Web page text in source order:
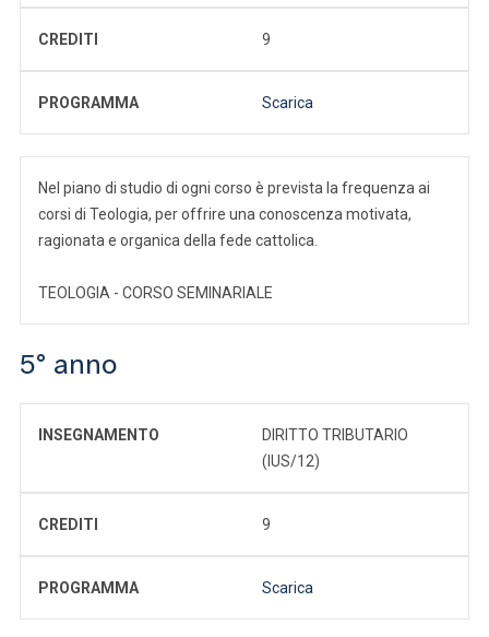
CREDITI 9
PROGRAMMA Scarica
Nel piano di studio di ogni corso è prevista la frequenza ai
corsi di Teologia, per offrire una conoscenza motivata,
ragionata e organica della fede cattolica.
TEOLOGIA - CORSO SEMINARIALE
5° anno
INSEGNAMENTO
DIRITTO TRIBUTARIO
(IUS/12)
CREDITI 9
PROGRAMMA Scarica